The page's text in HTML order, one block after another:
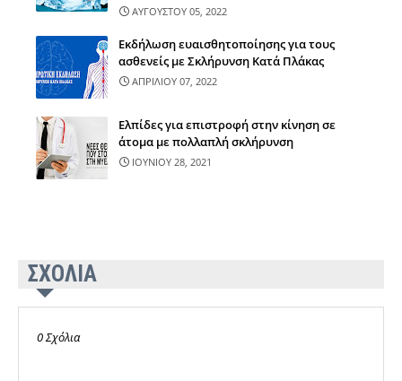
ΑΥΓΟΥΣΤΟΥ 05, 2022
Εκδήλωση ευαισθητοποίησης για τους
ασθενείς με Σκλήρυνση Κατά Πλάκας
ΑΠΡΙΛΙΟΥ 07, 2022
Ελπίδες για επιστροφή στην κίνηση σε
άτομα με πολλαπλή σκλήρυνση
ΙΟΥΝΙΟΥ 28, 2021
ΣΧΟΛΙΑ
0 Σχόλια